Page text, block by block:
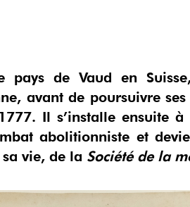
de Vaud en
avant de poursuivre
Il s’installe ensuite
abolitionniste et
vie, de la Société de la